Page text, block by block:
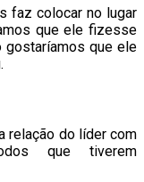
faz colocar no lugar
que ele fizesse
gostaríamos que ele
relação do líder com
que tiverem